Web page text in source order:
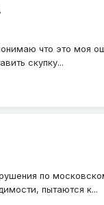
что это моя
скупку...
по
пытаются к...